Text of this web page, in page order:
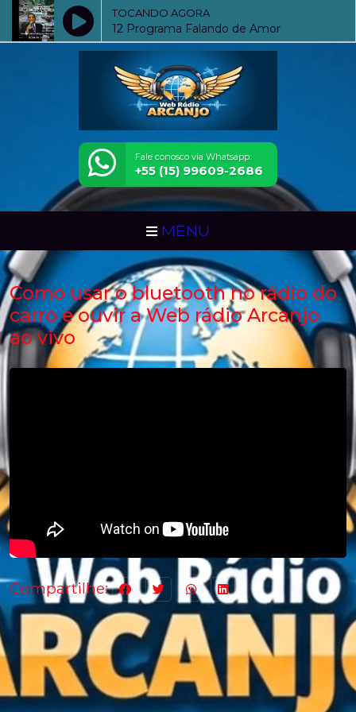
TOCANDO AGORA
12 Programa Falando de Amor
Fale conosco via Whatsapp:
+55 (15) 99609-2686
MENU
Como usar o bluetooth no rádio do
carro e ouvir a Web rádio Arcanjo
ao vivo
Compartilhe: